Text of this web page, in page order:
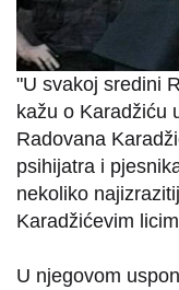
"U svakoj sredini
kažu o Karadžiću
Radovana
psihijatra i
nekoliko
Karadžićevim
U njegovom